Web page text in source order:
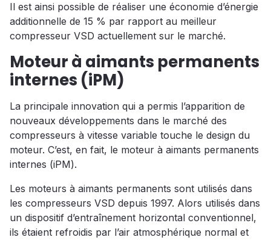
Il est ainsi possible de réaliser une économie d’énergie
additionnelle de 15 % par rapport au meilleur
compresseur VSD actuellement sur le marché.
Moteur à aimants permanents
internes (iPM)
La principale innovation qui a permis l’apparition de
nouveaux développements dans le marché des
compresseurs à vitesse variable touche le design du
moteur. C’est, en fait, le moteur à aimants permanents
internes (iPM).
Les moteurs à aimants permanents sont utilisés dans
les compresseurs VSD depuis 1997. Alors utilisés dans
un dispositif d’entraînement horizontal conventionnel,
ils étaient refroidis par l’air atmosphérique normal et